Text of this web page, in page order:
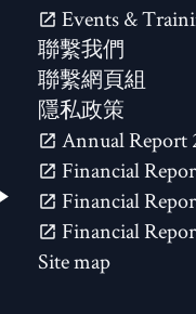
Events &
聯繫我們
聯繫網頁組
隱私政策
Site map